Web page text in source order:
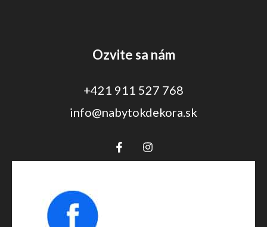
Ozvite sa nám
+421 911 527 768
info@nabytokdekora.sk